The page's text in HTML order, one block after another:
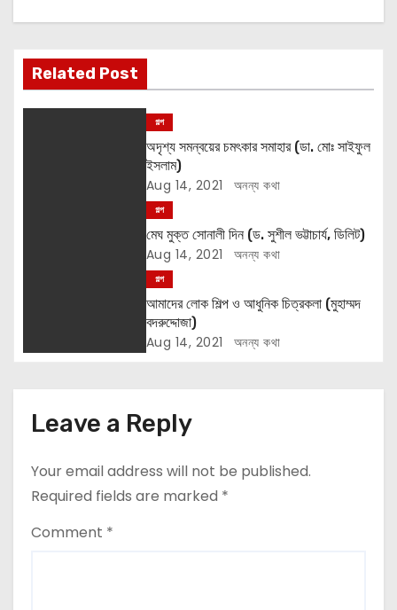
a
v
i
Related Post
গল্প
অদৃশ্য সমন্বয়ের চমৎকার সমাহার (ডা. মোঃ সাইফুল
ইসলাম)
Aug 14, 2021 অনন্য কথা
গল্প
মেঘ মুক্ত সোনালী দিন (ড. সুশীল ভট্টাচার্য, ডিলিট)
Aug 14, 2021 অনন্য কথা
গল্প
আমাদের লোক শিল্প ও আধুনিক চিত্রকলা (মুহাম্মদ
বদরুদ্দোজা)
Aug 14, 2021 অনন্য কথা
Leave a Reply
Your email address will not be published.
Required fields are marked *
Comment *